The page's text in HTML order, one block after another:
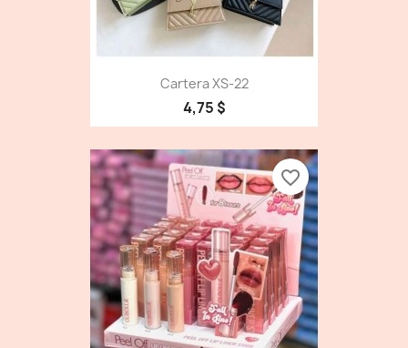
Cartera XS-22
4,75 $
favorite_border